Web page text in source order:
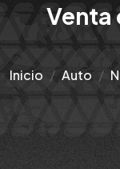
Venta
Inicio Auto